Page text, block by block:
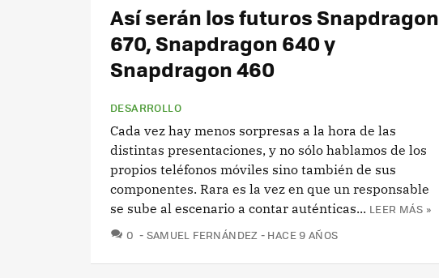
Así serán los futuros Snapdragon
670, Snapdragon 640 y
Snapdragon 460
DESARROLLO
Cada vez hay menos sorpresas a la hora de las
distintas presentaciones, y no sólo hablamos de los
propios teléfonos móviles sino también de sus
componentes. Rara es la vez en que un responsable
se sube al escenario a contar auténticas... LEER MÁS »
0 COMENTARIOS
SAMUEL FERNÁNDEZ HACE 9 AÑOS